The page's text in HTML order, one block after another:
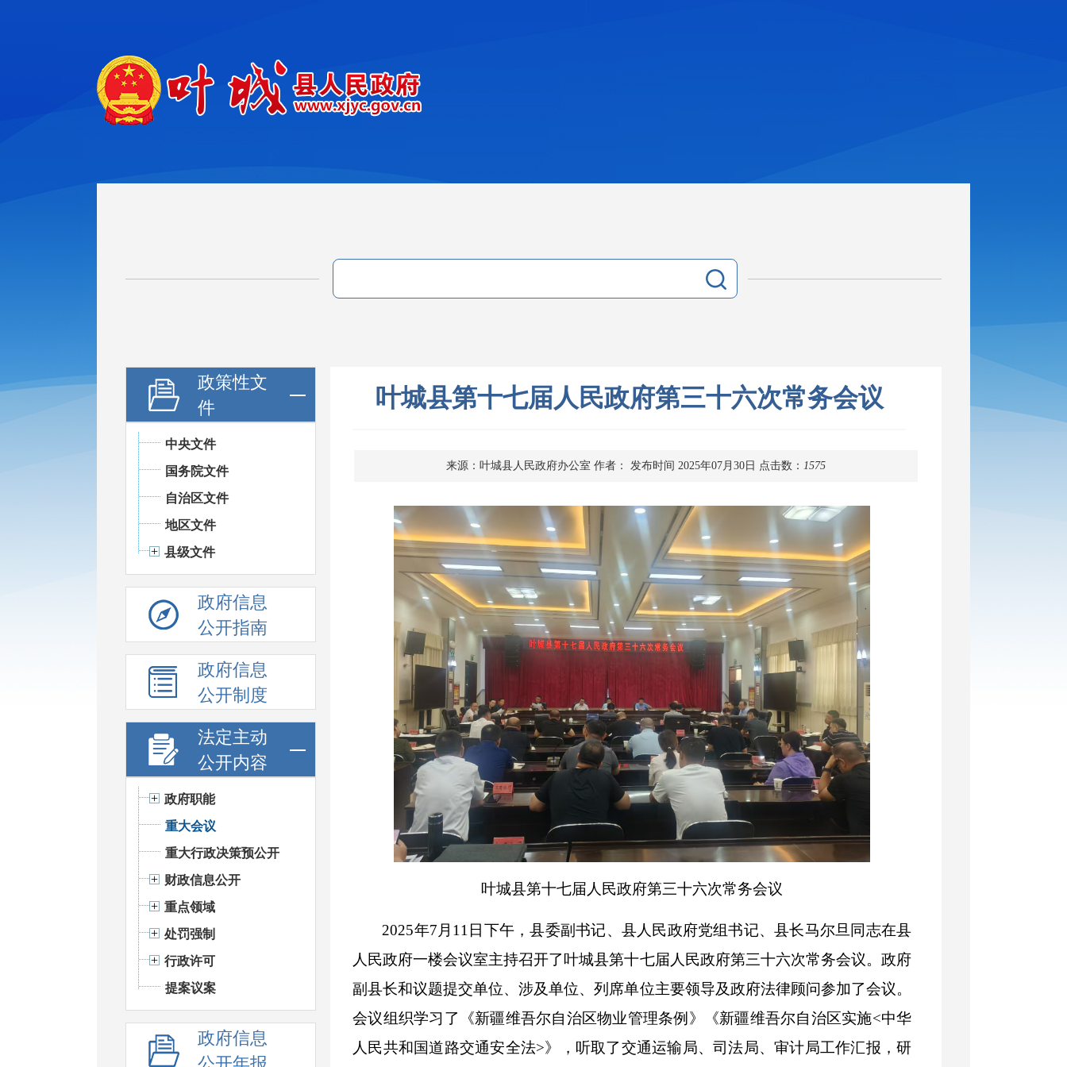
政策性文
件
中央文件
国务院文件
自治区文件
地区文件
县级文件
政府信息
公开指南
政府信息
公开制度
法定主动
公开内容
政府职能
重大会议
重大行政决策预公开
财政信息公开
重点领域
处罚强制
行政许可
提案议案
政府信息
叶城县第十七届人民政府第三十六次常务会议
来源：叶城县人民政府办公室 作者： 发布时间 2025年07月30日 点击数： 1575
叶城县第十七届人民政府第三十六次常务会议
2025年7 月 11 日下午，县委副书记、县人民政府党组书记、县长马尔旦同志在县
人民政府一楼会议室主持召开了叶城县第十七届人民政府第三十六次常务会议。政府
副县长和议题提交单位、涉及单位、列席单位主要领导及政府法律顾问参加了会议。
会议组织学习了《新疆维吾尔自治区物业管理条例》《新疆维吾尔自治区实施<中华
人民共和国道路交通安全法>》，听取了交通运输局、司法局、审计局工作汇报，研